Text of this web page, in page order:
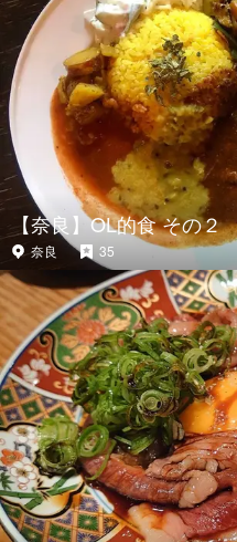
【奈良】OL的食 その２
奈良 35